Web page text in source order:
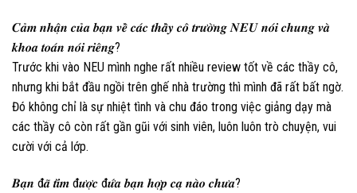
𝑪𝒂̉𝒎 𝒏𝒉𝒂̣̂𝒏 𝒄𝒖̉𝒂 𝒃𝒂̣𝒏 𝒗𝒆̂̀ 𝒄𝒂́𝒄 𝒕𝒉𝒂̂̀𝒚 𝒄𝒐̂ 𝒕𝒓𝒖̛𝒐̛̀𝒏𝒈 𝑵𝑬𝑼 𝒏𝒐́𝒊 𝒄𝒉𝒖𝒏𝒈 𝒗𝒂̀
𝒌𝒉𝒐𝒂 𝒕𝒐𝒂́𝒏 𝒏𝒐́𝒊 𝒓𝒊𝒆̂𝒏𝒈?
Trước khi vào NEU mình nghe rất nhiều review tốt về các thầy cô,
nhưng khi bắt đầu ngồi trên ghế nhà trường thì mình đã rất bất ngờ.
Đó không chỉ là sự nhiệt tình và chu đáo trong việc giảng dạy mà
các thầy cô còn rất gần gũi với sinh viên, luôn luôn trò chuyện, vui
cười với cả lớp.
𝑩𝒂̣𝒏 đ𝒂̃ 𝒕𝒊̀𝒎 đ𝒖̛𝒐̛̣𝒄 đ𝒖̛́𝒂 𝒃𝒂̣𝒏 𝒉𝒐̛̣𝒑 𝒄𝒂̣ 𝒏𝒂̀𝒐 𝒄𝒉𝒖̛𝒂?